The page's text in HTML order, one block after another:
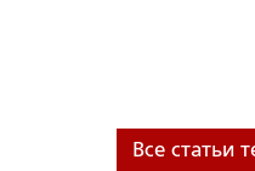
Все статьи